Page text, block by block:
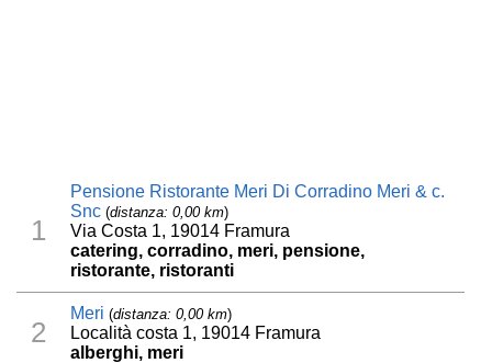
1
Pensione Ristorante Meri Di Corradino Meri & c.
Snc (distanza: 0,00 km)
Via Costa 1, 19014 Framura
catering, corradino, meri, pensione,
ristorante, ristoranti
2
Meri (distanza: 0,00 km)
Località costa 1, 19014 Framura
alberghi, meri